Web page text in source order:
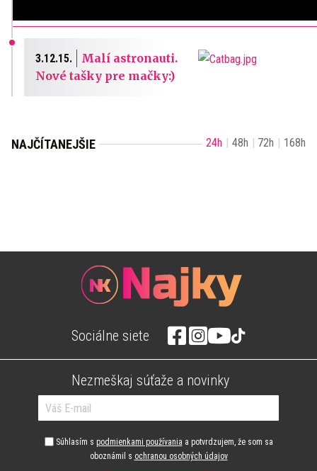
3.12.15.
Malí astronauti.
Nové tašky pre mačky:)
NAJČÍTANEJŠIE 24h 48h 72h 168h
Sociálne siete
Nezmeškaj súťaže a novinky
Súhlasím s podmienkami používania a potvrdzujem, že som sa
oboznámil s ochranou osobných údajov